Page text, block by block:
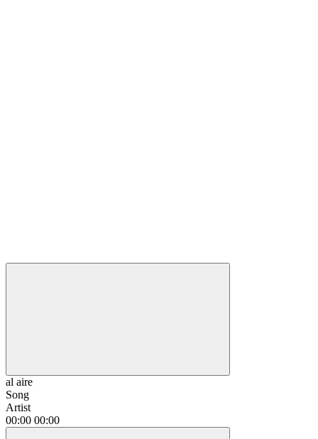
al aire
Song
Artist
00:00 00:00